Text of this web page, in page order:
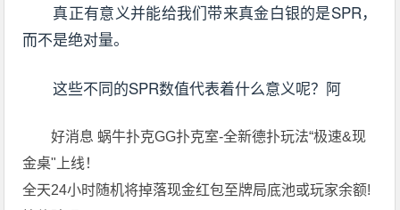
真正有意义并能给我们带来真金白银的是SPR，
而不是绝对量。
这些不同的SPR数值代表着什么意义呢？阿
好消息 蜗牛扑克GG扑克室-全新德扑玩法“极速&现
金桌"上线！
全天24小时随机将掉落现金红包至牌局底池或玩家余额!